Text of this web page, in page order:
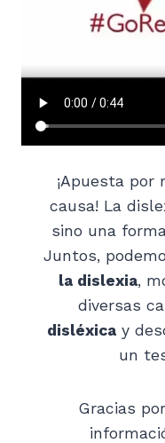
¡Apuesta por
causa! La
sino una
Juntos,
la dislexia,
diversas
disléxicay
un
Gracias